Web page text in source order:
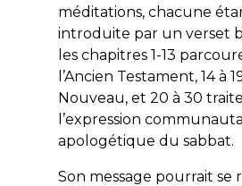
méditations, chacune
introduite par un verset
les chapitres 1-13
l’Ancien Testament, 14 à
Nouveau, et 20 à 30
l’expression
apologétique du sabbat.
Son message pourrait se